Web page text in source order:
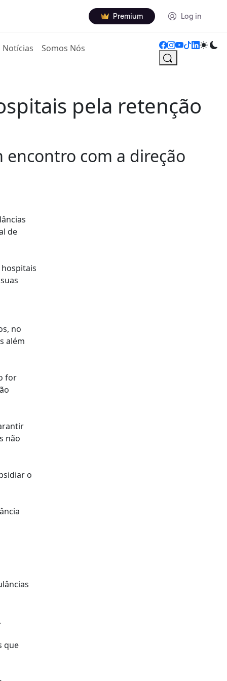
Premium Log in
Notícias Somos Nós
pela retenção
com a direção
de
no
além
for
não
o
que